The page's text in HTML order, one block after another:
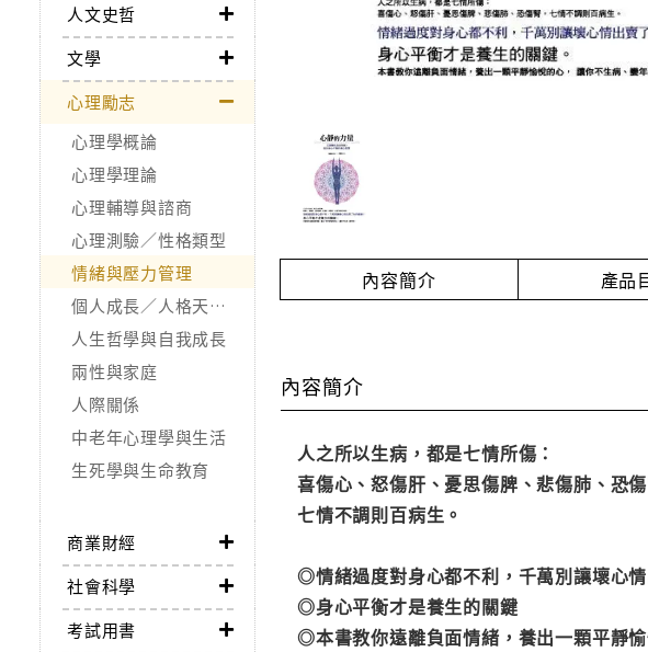
人文史哲
文學
心理勵志
心理學概論
心理學理論
心理輔導與諮商
心理測驗／性格類型
情緒與壓力管理
個人成長／人格天賦／潛能開發
人生哲學與自我成長
兩性與家庭
人際關係
中老年心理學與生活
生死學與生命教育
商業財經
社會科學
考試用書
內容簡介 產品
內容簡介
人之所以生病，都是七情所傷：
喜傷心、怒傷肝、憂思傷脾、悲傷肺、恐傷
七情不調則百病生。
◎情緒過度對身心都不利，千萬別讓壞心情
◎身心平衡才是養生的關鍵
◎本書教你遠離負面情緒，養出一顆平靜愉